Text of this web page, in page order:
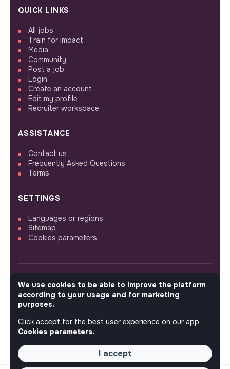
QUICK LINKS
All jobs
Train for impact
Media
Community
Post a job
Login
Create an account
Edit my profile
Recruiter workspace
ASSISTANCE
Contact us
Frequently Asked Questions
Terms
SETTINGS
Languages or regions
Sitemap
Cookies parameters
FOLLOW US
© 2026 jobs that makesense.
We use cookies to be able to improve the platform
according to your usage and for marketing
purposes.
Click accept for the best user experience on our app.
Cookies parameters.
I accept